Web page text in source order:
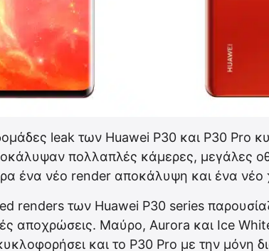
leak των Huawei P30 και P30 Pro
πολλαπλές κάμερες, μεγάλες
ένα νέο render αποκάλυψη και ένα νέο
renders των Huawei P30 series
αποχρώσεις. Μαύρο, Aurora και Ice
και το P30 Pro με την μόνη